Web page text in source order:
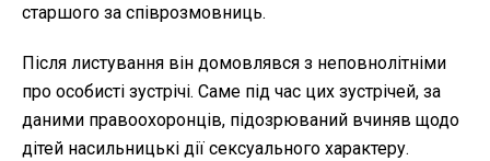
старшого за співрозмовниць.
Після листування він домовлявся з неповнолітніми
про особисті зустрічі. Саме під час цих зустрічей, за
даними правоохоронців, підозрюваний вчиняв щодо
дітей насильницькі дії сексуального характеру.